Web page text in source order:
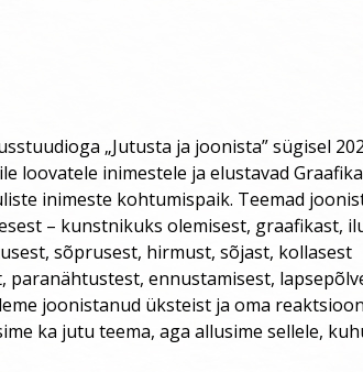
„Jutusta ja joonista” sügisel
loovatele inimestele ja elustavad
inimeste kohtumispaik. Teemad
– kunstnikuks olemisest, graafikast,
sõprusest, hirmust, sõjast, kollasest
paranähtustest, ennustamisest,
joonistanud üksteist ja oma
ka jutu teema, aga allusime sellele,